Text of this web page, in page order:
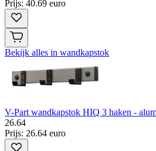
Prijs: 40.69 euro
Bekijk alles in wandkapstok
V-Part wandkapstok HIQ 3 haken -
26.64
Prijs: 26.64 euro